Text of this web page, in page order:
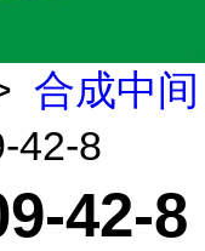
合成中间
42-8
42-8